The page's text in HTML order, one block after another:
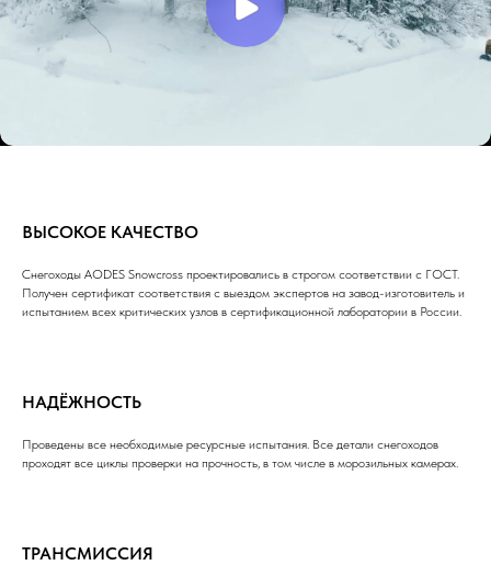
ВЫСОКОЕ КАЧЕСТВО
Снегоходы AODES Snowcross проектировались в строгом соответствии с ГОСТ.
Получен сертификат соответствия с выездом экспертов на завод-изготовитель и
испытанием всех критических узлов в сертификационной лаборатории в России.
НАДЁЖНОСТЬ
Проведены все необходимые ресурсные испытания. Все детали снегоходов
проходят все циклы проверки на прочность, в том числе в морозильных камерах.
ТРАНСМИССИЯ